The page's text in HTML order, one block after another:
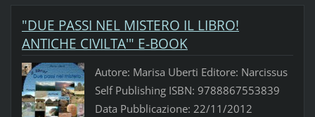
"DUE PASSI NEL MISTERO IL LIBRO!
ANTICHE CIVILTA'" E-BOOK
Autore: Marisa Uberti Editore: Narcissus
Self Publishing ISBN: 9788867553839
Data Pubblicazione: 22/11/2012